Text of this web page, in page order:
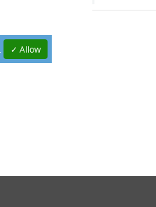
✓ Allow